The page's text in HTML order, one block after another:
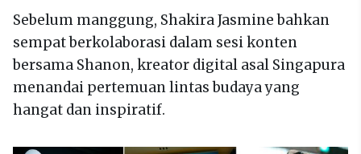
Sebelum manggung, Shakira Jasmine bahkan
sempat berkolaborasi dalam sesi konten
bersama Shanon, kreator digital asal Singapura
menandai pertemuan lintas budaya yang
hangat dan inspiratif.